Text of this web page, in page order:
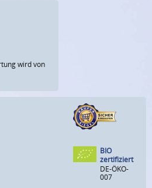
wird von
BIO
zertifiziert
DE-ÖKO-
007